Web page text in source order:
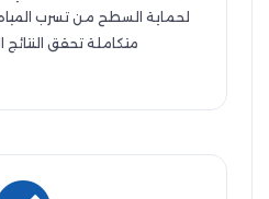
لحماية السطح من تسرب
متكاملة تحقق النتائج